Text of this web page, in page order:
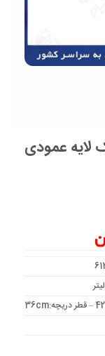
لیتری تک لایه عمودی